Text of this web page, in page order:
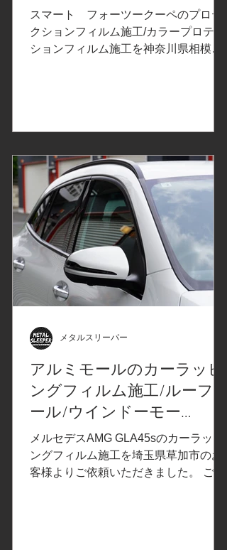
ルム/SMART For two スマー
ト フォーツークーペ/神奈
川県相模原市I様
スマート フォーツークーペのプロテ
クションフィルム施工/カラープロテク
ションフィルム施工を神奈川県相模原
ピングフィルムはこちら↓ XPELエクス
フィルム 「オブシディアンブラッ
ク」ボンネットに施工 ウォッシャーノ
ズルの取り外し、ネンダー処理で異物
の除去、コーティングを残す軽研磨 フ
ィルム施工後、取り外したパーツの組
付け フィルム施工箇所をコーティング
仕上げ Before After Before After この度
は、スマート フォーツークーペのカー
ラッピングフィルム施工/カラープロテ
ただきありがとうございました、また
ラッピング/飛び石保護/飛び石防止/プ
ロテクションフィルムPPFの施工は、
メタルスリーパーへお気軽にお問合せ
模原市中央区相模原6-11-13 SAGA
アルミモールのカーラッピ
ングフィルム施工/ルーフレ
ール/ウインドーモー
ル/Mercedes-AMG GLA45s/
埼玉県草加市U様
メルセデスAMG GLA45sのカーラッピ
ングフィルム施工を埼玉県草加市のお
客様よりご依頼いただきました。 ご依
メタルスリーパー